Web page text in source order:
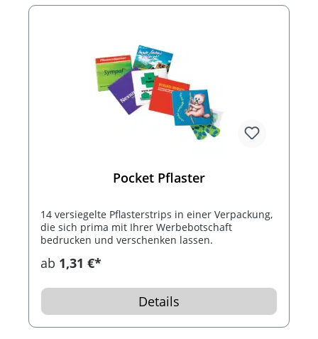
Pocket Pflaster
14 versiegelte Pflasterstrips in einer Verpackung,
die sich prima mit Ihrer Werbebotschaft
bedrucken und verschenken lassen.
ab 1,31 €*
Details